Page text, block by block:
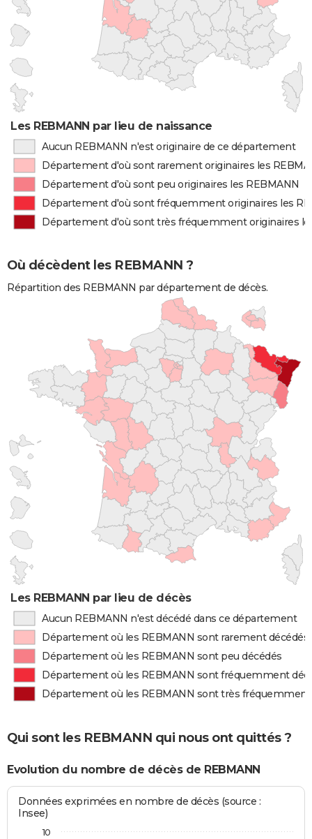
Les REBMANN par lieu de naissance
Aucun REBMANN n'est originaire de ce département
Département d'où sont rarement originaires les
Département d'où sont peu originaires les REBMANN
Département d'où sont fréquemment originaires les
Département d'où sont très fréquemment originaires
Où décèdent les REBMANN ?
Répartition des REBMANN par département de décès.
Les REBMANN par lieu de décès
Aucun REBMANN n'est décédé dans ce département
Département où les REBMANN sont rarement décédés
Département où les REBMANN sont peu décédés
Département où les REBMANN sont fréquemment
Département où les REBMANN sont très fréquemment
Qui sont les REBMANN qui nous ont quittés ?
Evolution du nombre de décès de REBMANN
Données exprimées en nombre de décès (source :
Insee)
10